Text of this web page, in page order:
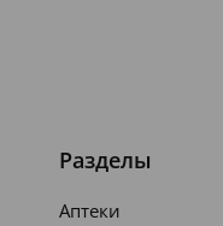
Разделы
Аптеки